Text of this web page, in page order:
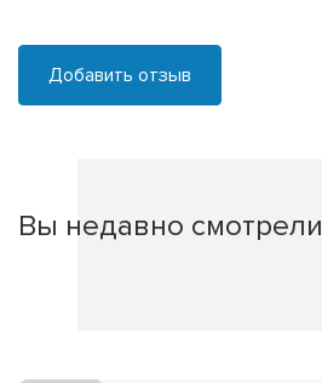
Добавить отзыв
Вы недавно смотрели